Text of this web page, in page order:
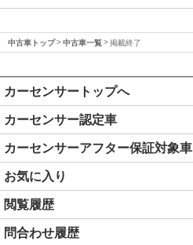
中古車トップ 中古車一覧 掲載終了
カーセンサートップへ
カーセンサー認定車
カーセンサーアフター保証対象車
お気に入り
閲覧履歴
問合わせ履歴